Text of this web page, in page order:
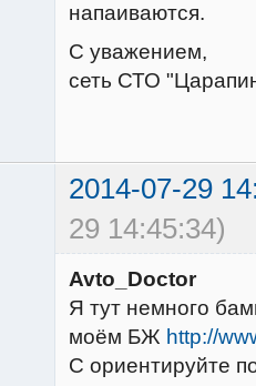
напаиваются.
С уважением,
сеть СТО
2014-07-29
29 14:45:34)
Avto_Doctor
Я тут немного
моём БЖ http://
С ориентируйте